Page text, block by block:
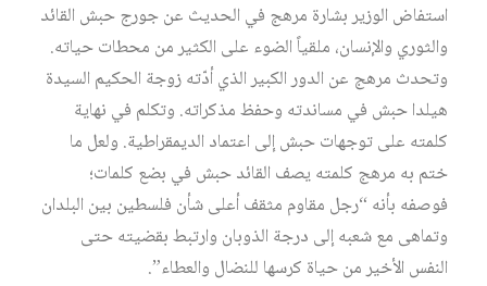
استفاض الوزير بشارة مرهج في الحديث عن جورج حبش القائد
والثوري والإنسان، ملقياً الضوء على الكثير من محطات حياته.
وتحدث مرهج عن الدور الكبير الذي أدّته زوجة الحكيم السيدة
هيلدا حبش في مساندته وحفظ مذكراته. وتكلم في نهاية
كلمته على توجهات حبش إلى اعتماد الديمقراطية. ولعل ما
ختم به مرهج كلمته يصف القائد حبش في بضع كلمات؛
فوصفه بأنه “رجل مقاوم مثقف أعلى شأن فلسطين بين البلدان
وتماهى مع شعبه إلى درجة الذوبان وارتبط بقضيته حتى
النفس الأخير من حياة كرسها للنضال والعطاء”.